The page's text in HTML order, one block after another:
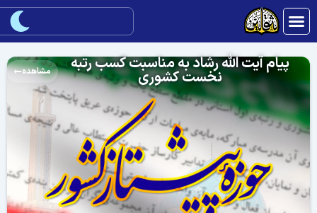
پیام آیت الله رشاد به مناسبت کسب رتبه
نخست کشوری مشاهده